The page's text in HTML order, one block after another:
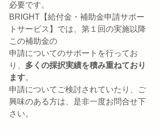
必要です。
BRIGHT【給付金・補助金申請サポー
トサービス】では、第１回の実施以降
この補助金の
申請についてのサポートを行ってお
り、 多くの採択実績を積み重ねており
ます。
申請についてご検討されていたり、ご
興味のある方は、是非一度お問合せ下
さい。